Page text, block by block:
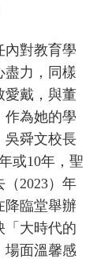
對教育學
盡力，同樣
愛戴，與董
作為她的學
吳舜文校長
或10年，聖
2023）年
降臨堂舉辦
「大時代的
場面溫馨感